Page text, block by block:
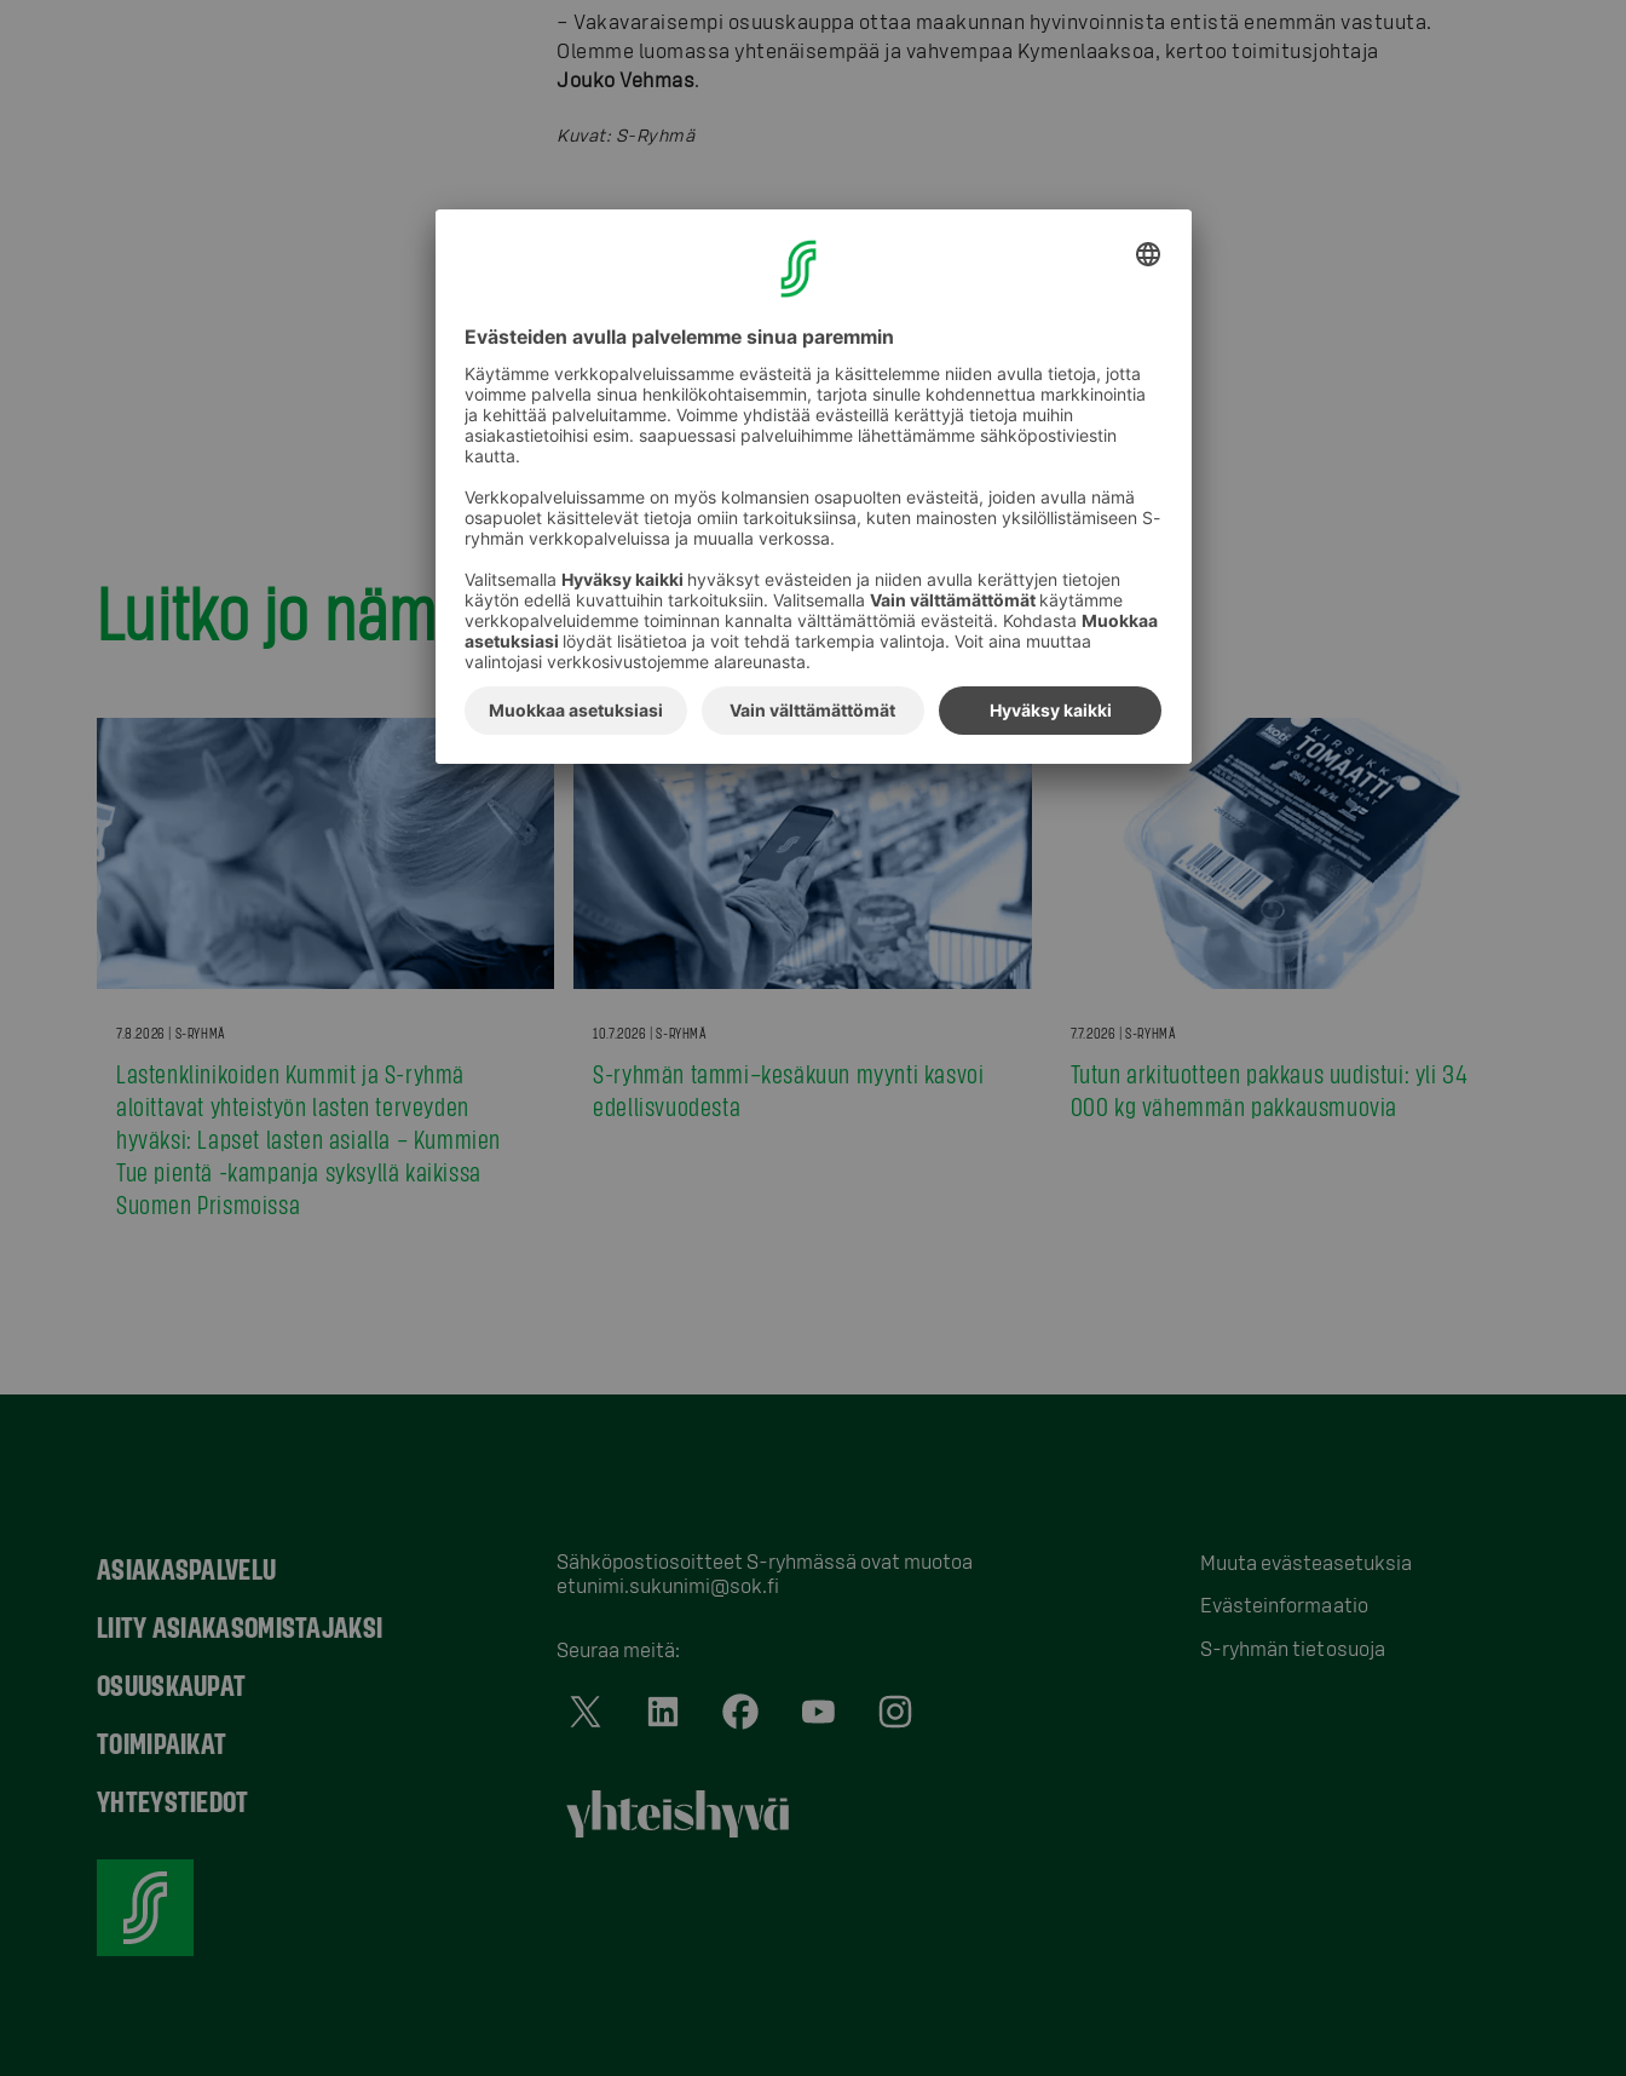
– Vakavaraisempi osuuskauppa ottaa maakunnan hyvinvoinnista entistä enemmän vastuuta.
Olemme luomassa yhtenäisempää ja vahvempaa Kymenlaaksoa, kertoo toimitusjohtaja
Jouko Vehmas.
Kuvat: S-Ryhmä
Tilaa S-ryhmän tiedotteet
Luitko jo nämä?
7.8.2026 | S-RYHMÄ
Lastenklinikoiden Kummit ja S-ryhmä
aloittavat yhteistyön lasten terveyden
hyväksi: Lapset lasten asialla – Kummien
Tue pientä -kampanja syksyllä kaikissa
Suomen Prismoissa
10.7.2026 | S-RYHMÄ
S-ryhmän tammi–kesäkuun myynti kasvoi
edellisvuodesta
7.7.2026 | S-RYHMÄ
Tutun arkituotteen pakkaus uudistui: yli 34
000 kg vähemmän pakkausmuovia
ASIAKASPALVELU
LIITY ASIAKASOMISTAJAKSI
OSUUSKAUPAT
TOIMIPAIKAT
YHTEYSTIEDOT
Sähköpostiosoitteet S-ryhmässä ovat muotoa
etunimi.sukunimi@sok.fi
Seuraa meitä:
Muuta evästeasetuksia
Evästeinformaatio
S-ryhmän tietosuoja